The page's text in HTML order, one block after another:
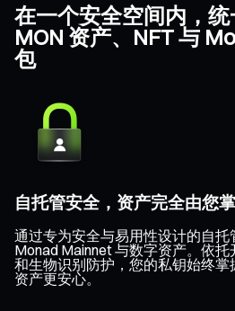
在一个安全空间内，
MON 资产、NFT 与
包
自托管安全，资产完全由您
通过专为安全与易用性设计的自
Monad Mainnet 与数字资产。依
和生物识别防护，您的私钥始终
资产更安心。